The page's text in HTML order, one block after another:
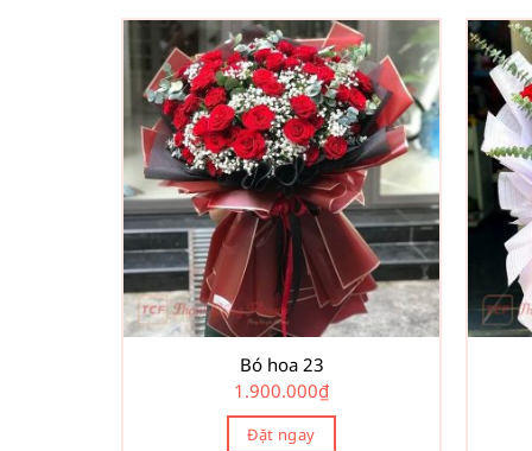
Bó hoa 23
1.900.000₫
Đặt ngay